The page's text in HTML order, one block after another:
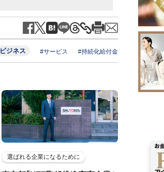
ビジネス #サービス #持続化給付金
選ばれる企業になるために